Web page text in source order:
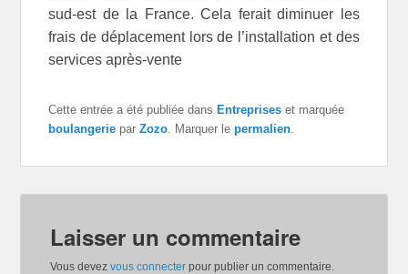
sud-est de la France. Cela ferait diminuer les
frais de déplacement lors de l’installation et des
services après-vente
Cette entrée a été publiée dansEntreprises et marquée
boulangerie parZozo . Marquer lepermalien
Laisser un commentaire
Vous devezvous connecter pour publier un commentaire.